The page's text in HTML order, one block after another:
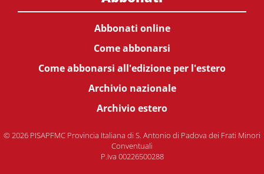
Abbonati online
Come abbonarsi
Come abbonarsi all'edizione per l'estero
Archivio nazionale
Archivio estero
© 2026 PISAPFMC Provincia Italiana di S. Antonio di Padova dei Frati Minori
Conventuali
P.Iva 00226500288